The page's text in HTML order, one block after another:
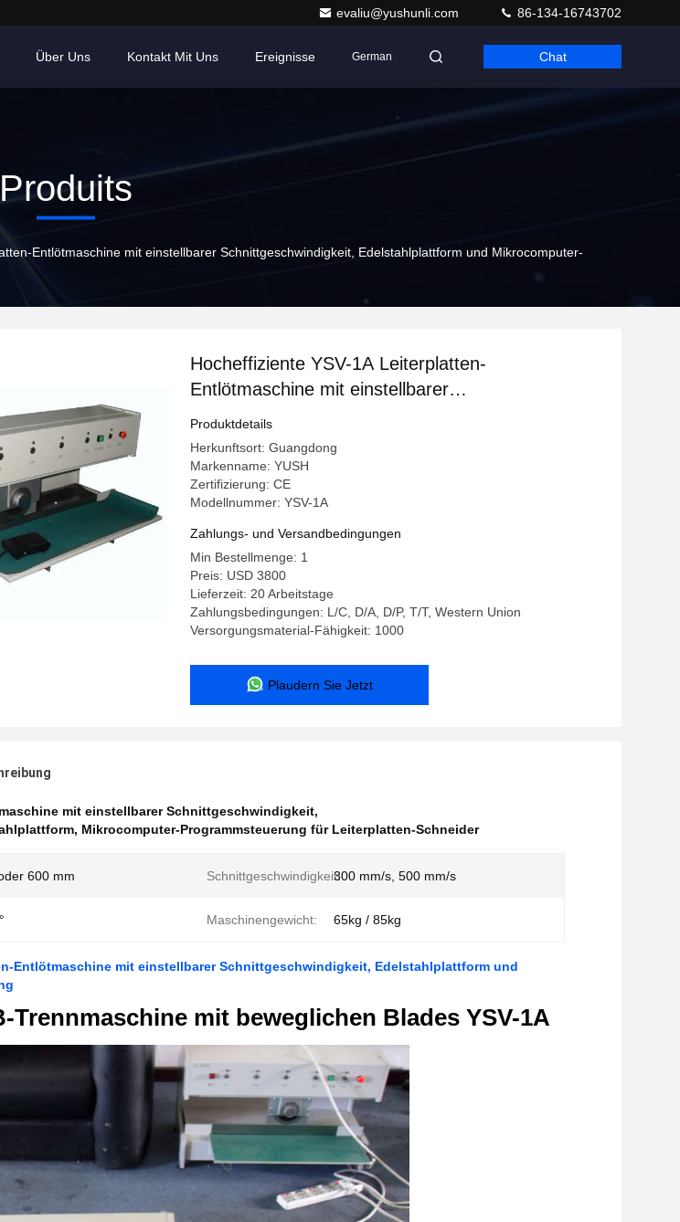
evaliu@yushunli.com 86-134-16743702
Über Uns Kontakt Mit Uns Ereignisse German Chat
Produits
Entlötmaschine mit einstellbarer Schnittgeschwindigkeit, Edelstahlplattform und Mikrocomputer-
Hocheffiziente YSV-1A Leiterplatten-
Entlötmaschine mit einstellbarer
Schnittgeschwindigkeit, Edelstahlplattform und
Mikrocomputer-Programmsteuerung
Produktdetails
Herkunftsort: Guangdong
Markenname: YUSH
Zertifizierung: CE
Modellnummer: YSV-1A
Zahlungs- und Versandbedingungen
Min Bestellmenge: 1
Preis: USD 3800
Lieferzeit: 20 Arbeitstage
Zahlungsbedingungen: L/C, D/A, D/P, T/T, Western Union
Versorgungsmaterial-Fähigkeit: 1000
Plaudern Sie Jetzt
mit einstellbarer Schnittgeschwindigkeit,
, Mikrocomputer-Programmsteuerung für Leiterplatten-Schneider
600 mm Schnittgeschwindigkeit:300 mm/s, 500 mm/s
Maschinengewicht: 65kg / 85kg
Entlötmaschine mit einstellbarer Schnittgeschwindigkeit, Edelstahlplattform und
Trennmaschine mit beweglichen Blades YSV-1A